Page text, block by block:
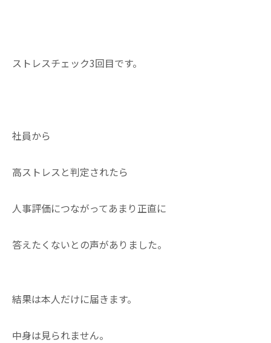
ストレスチェック3回目です。
社員から
高ストレスと判定されたら
人事評価につながってあまり正直に
答えたくないとの声がありました。
結果は本人だけに届きます。
中身は見られません。